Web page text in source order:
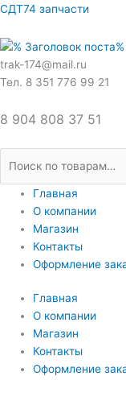
Перейти
содержимому
СДТ74 запчасти
trak-174@mail.ru
Тел. 8 351 776 99 21
8 904 808 37 51
Искать:
Главная
О компании
Магазин
Контакты
Оформление
Главная
О компании
Магазин
Контакты
Оформление